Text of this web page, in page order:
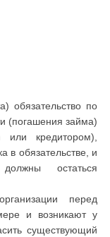
обязательство по
(погашения займа)
кредитором),
в обязательстве, и
остаться
перед
и возникают у
существующий